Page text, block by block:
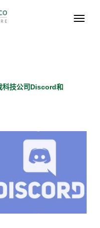
科技公司Discord和